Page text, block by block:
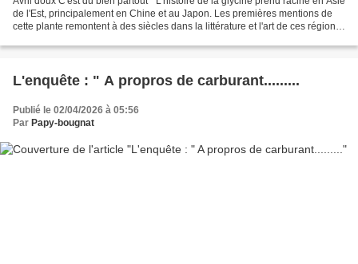
de l'Est, principalement en Chine et au Japon. Les premières mentions de
cette plante remontent à des siècles dans la littérature et l'art de ces régions.
L'enquête : " A propros de carburant.........
Publié le 02/04/2026 à 05:56
Par Papy-bougnat